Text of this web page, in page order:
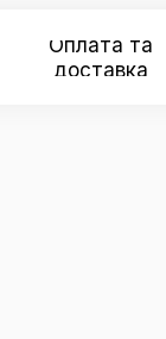
Оплата та
доставка